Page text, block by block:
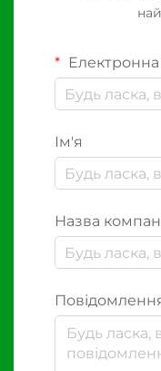
Ім'я
Назва